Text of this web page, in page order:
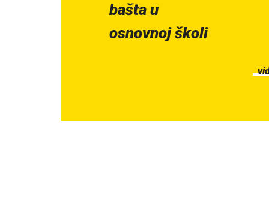
bašta u
osnovnoj školi